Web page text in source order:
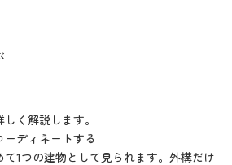
く解説します。
ディネートする
1つの建物として見られます。外構だけ